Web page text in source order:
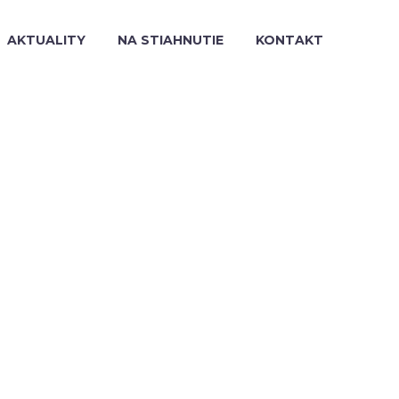
AKTUALITY NA STIAHNUTIE KONTAKT